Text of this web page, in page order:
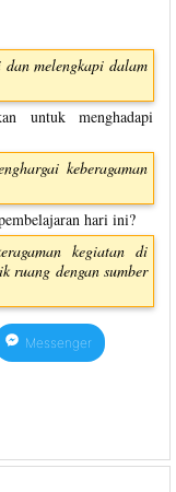
dan melengkapi dalam
untuk menghadapi
keberagaman
hari ini?
kegiatan di
ruang dengan sumber
Messenger